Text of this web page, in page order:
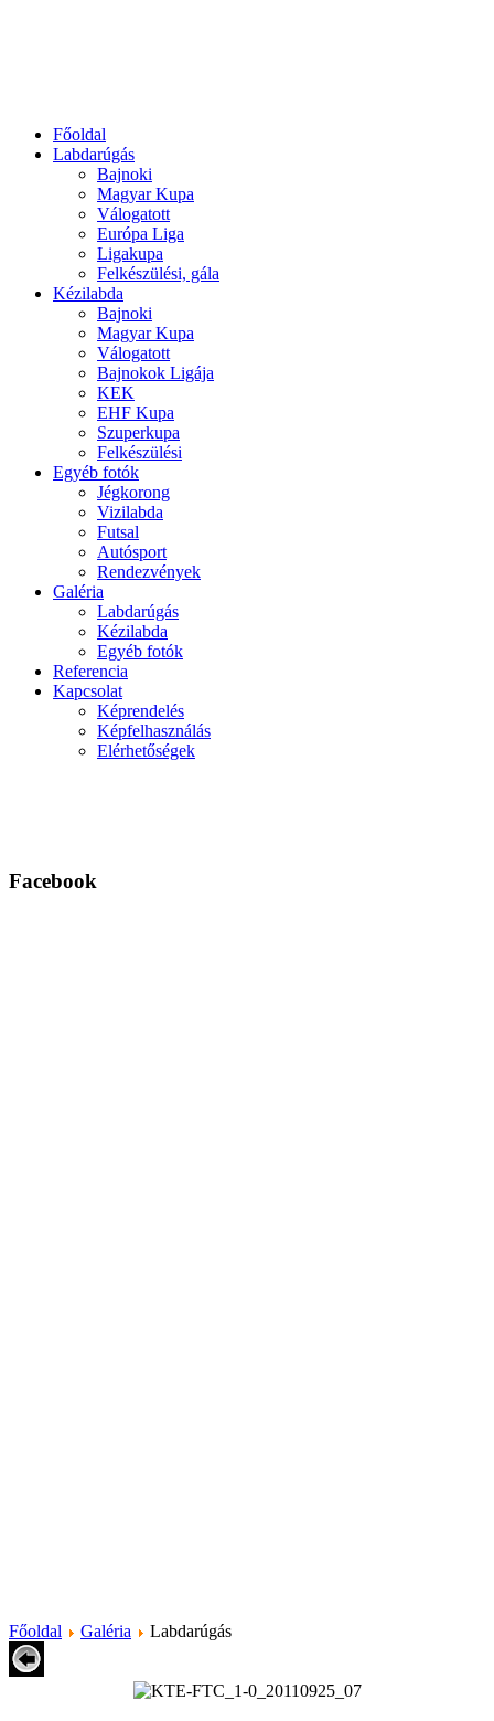
Főoldal
Labdarúgás
Bajnoki
Magyar Kupa
Válogatott
Európa Liga
Ligakupa
Felkészülési, gála
Kézilabda
Bajnoki
Magyar Kupa
Válogatott
Bajnokok Ligája
KEK
EHF Kupa
Szuperkupa
Felkészülési
Egyéb fotók
Jégkorong
Vizilabda
Futsal
Autósport
Rendezvények
Galéria
Labdarúgás
Kézilabda
Egyéb fotók
Referencia
Kapcsolat
Képrendelés
Képfelhasználás
Elérhetőségek
Facebook
Főoldal Galéria Labdarúgás